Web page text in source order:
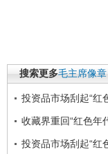
搜索更多毛主席像章
投资品市场刮起“红
收藏界重回“红色年
投资品市场刮起“红